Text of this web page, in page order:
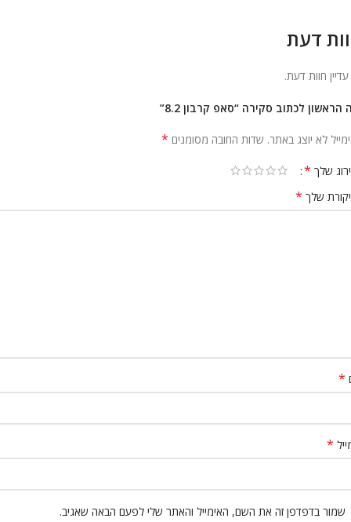
דעת
עדיין חוות דעת.
הראשון לכתוב סקירה “סאפ קרבון 8.2”
לא יוצג באתר. שדות החובה מסומנים *
שלך *
שלך *
*
*
שמור בדפדפן זה את השם, האימייל והאתר שלי לפעם הבאה שאגיב.